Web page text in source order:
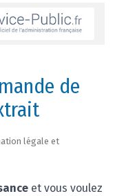
de
légale et
et vous voulez